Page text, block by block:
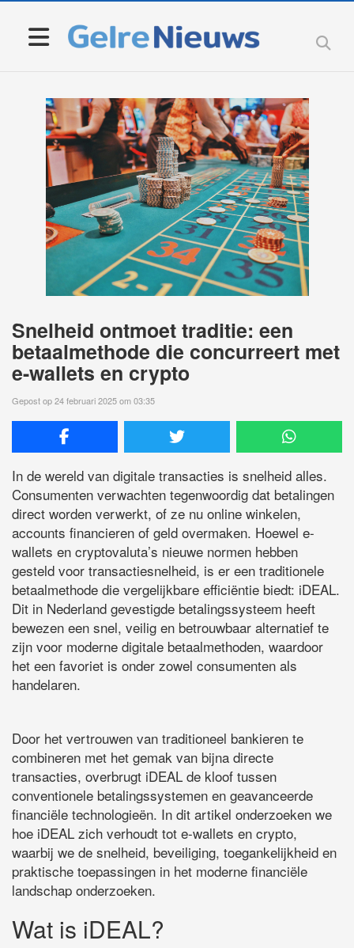
Snelheid ontmoet traditie: een
betaalmethode die concurreert met
e-wallets en crypto
Gepost op 24 februari 2025 om 03:35
In de wereld van digitale transacties is snelheid alles.
Consumenten verwachten tegenwoordig dat betalingen
direct worden verwerkt, of ze nu online winkelen,
accounts financieren of geld overmaken. Hoewel e-
wallets en cryptovaluta’s nieuwe normen hebben
gesteld voor transactiesnelheid, is er een traditionele
betaalmethode die vergelijkbare efficiëntie biedt: iDEAL.
Dit in Nederland gevestigde betalingssysteem heeft
bewezen een snel, veilig en betrouwbaar alternatief te
zijn voor moderne digitale betaalmethoden, waardoor
het een favoriet is onder zowel consumenten als
handelaren.
Door het vertrouwen van traditioneel bankieren te
combineren met het gemak van bijna directe
transacties, overbrugt iDEAL de kloof tussen
conventionele betalingssystemen en geavanceerde
financiële technologieën. In dit artikel onderzoeken we
hoe iDEAL zich verhoudt tot e-wallets en crypto,
waarbij we de snelheid, beveiliging, toegankelijkheid en
praktische toepassingen in het moderne financiële
landschap onderzoeken.
Wat is iDEAL?